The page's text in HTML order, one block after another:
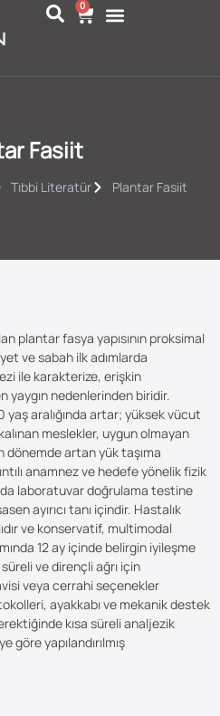
0
Fasiit
Tıbbi Literatür Plantar Fasiit
plantar fasya yapısının proksimal
ve sabah ilk adımlarda
ile karakterize, erişkin
yaygın nedenlerinden biridir.
yaş aralığında artar; yüksek vücut
meslekler, uygun olmayan
dönemde artan yük taşıma
anamnez ve hedefe yönelik fizik
laboratuvar doğrulama testine
ayırıcı tanı içindir. Hastalık
ve konservatif, multimodal
12 ay içinde belirgin iyileşme
ve dirençli ağrı için
veya cerrahi seçenekler
ayakkabı ve mekanik destek
kısa süreli analjezik
göre yapılandırılmış